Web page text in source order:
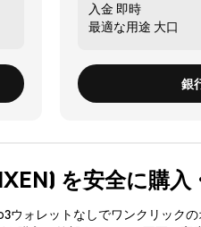
入金 即時
最適な用途 大口
銀
を安全に購入
ウォレットなしでワンクリック